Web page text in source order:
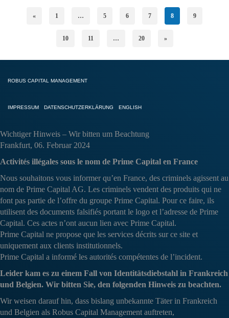
« 1 … 5 6 7 8 9
10 11 … 20 »
ROBUS CAPITAL MANAGEMENT
IMPRESSUM DATENSCHUTZERKLÄRUNG ENGLISH
Wichtiger Hinweis – Wir bitten um Beachtung
Frankfurt, 06. Februar 2024
Activités illégales sous le nom de Prime Capital en France
Nous souhaitons vous informer qu’en France, des criminels agissent au
nom de Prime Capital AG. Les criminels vendent des produits qui ne
font pas partie de l’offre du groupe Prime Capital. Pour ce faire, ils
utilisent des documents falsifiés portant le logo et l’adresse de Prime
Capital. Ces actes n’ont aucun lien avec Prime Capital.
Prime Capital ne propose que les services décrits sur ce site et
uniquement aux clients institutionnels.
Prime Capital a informé les autorités compétentes de l’incident.
Leider kam es zu einem Fall von Identitätsdiebstahl in Frankreich
und Belgien. Wir bitten Sie, den folgenden Hinweis zu beachten.
Wir weisen darauf hin, dass bislang unbekannte Täter in Frankreich
und Belgien als Robus Capital Management auftreten,